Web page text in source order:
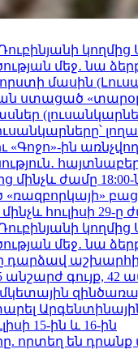
կողմից
մեջ․ նա
մասին
ստացած
«Գոջո»-ին
մինչև ժամը 18:00-
«ռազբորկայի»
հուլիսի 29-ը
կողմից
մեջ․ նա
աշխարհի
գույք, 42
15-ին և 16-ին
որտեղ են